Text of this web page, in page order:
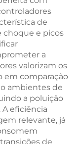
de
choque e picos
a
valorizam os
em comparação
ambientes de
a poluição
eficiência
relevante, já
de